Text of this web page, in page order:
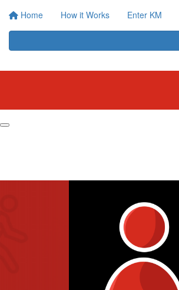
Home How it Works Enter KM